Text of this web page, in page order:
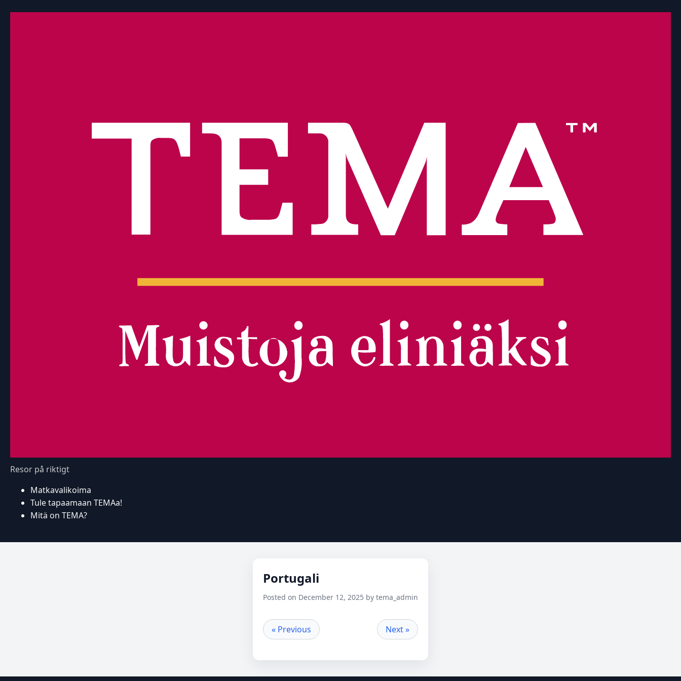
Resor på riktigt
Matkavalikoima
Tule tapaamaan TEMAa!
Mitä on TEMA?
Portugali
Posted on December 12, 2025 by tema_admin
« Previous Next »